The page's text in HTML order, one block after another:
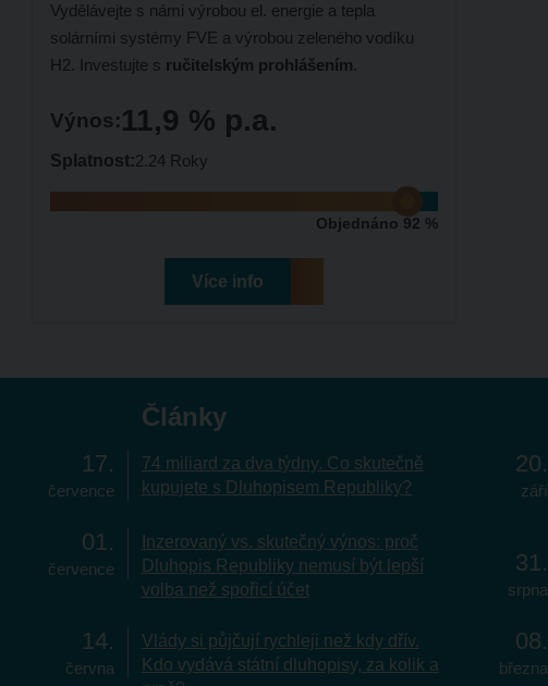
Vydělávejte s námi výrobou el. energie a tepla
solárními systémy FVE a výrobou zeleného vodíku
H2. Investujte s ručitelským prohlášením.
Výnos:11,9 % p.a.
Splatnost:2.24 Roky
Objednáno 92 %
Více info
Články
17
července
74 miliard za dva týdny. Co skutečně
kupujete s Dluhopisem Republiky?
01
července
Inzerovaný vs. skutečný výnos: proč
Dluhopis Republiky nemusí být lepší
volba než spořicí účet
14
června
Vlády si půjčují rychleji než kdy dřív.
Kdo vydává státní dluhopisy, za kolik a
20
září
31
srpna
08
března